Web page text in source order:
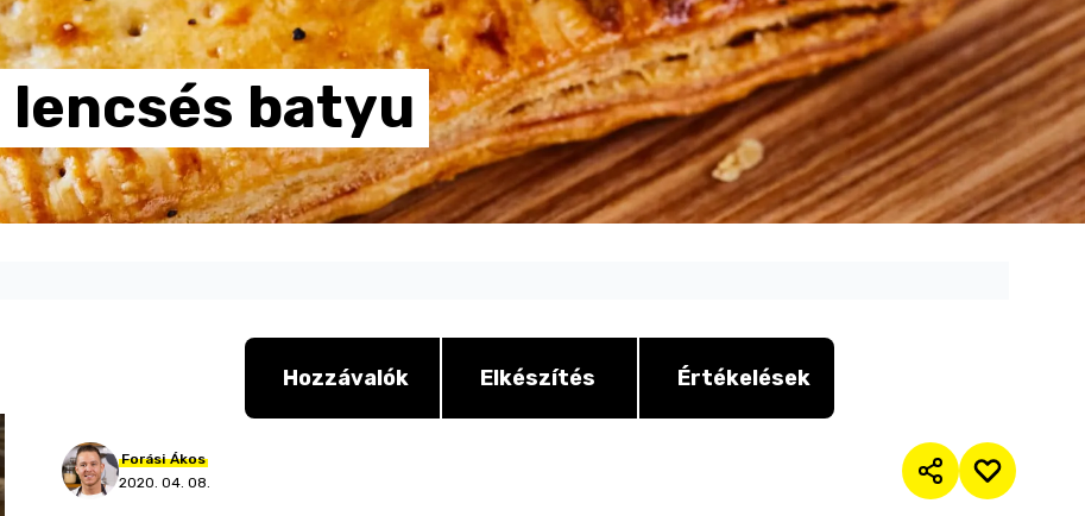
lencsés batyu
Hozzávalók Elkészítés Értékelések
Forási Ákos
2020. 04. 08.